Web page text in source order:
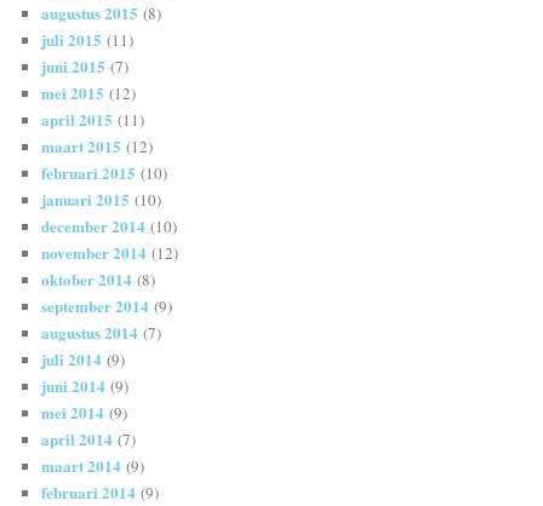
augustus 2015 (8)
juli 2015 (11)
juni 2015 (7)
mei 2015 (12)
april 2015 (11)
maart 2015 (12)
februari 2015 (10)
januari 2015 (10)
december 2014 (10)
november 2014 (12)
oktober 2014 (8)
september 2014 (9)
augustus 2014 (7)
juli 2014 (9)
juni 2014 (9)
mei 2014 (9)
april 2014 (7)
maart 2014 (9)
februari 2014 (9)